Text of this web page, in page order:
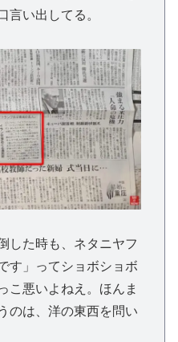
言い出してる。
した時も、ネタニヤフ
す」ってショボショボ
こ悪いよねえ。ほんま
のは、洋の東西を問い